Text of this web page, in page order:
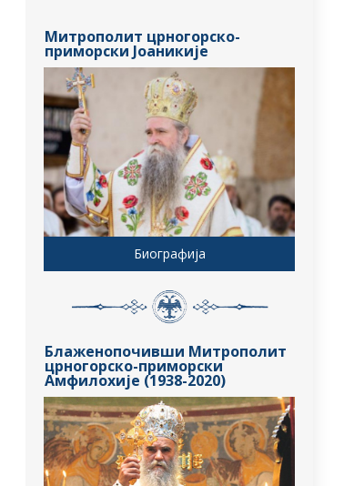
Митрополит црногорско-
приморски Јоаникије
Биографија
Блаженопочивши Митрополит
црногорско-приморски
Амфилохије (1938-2020)